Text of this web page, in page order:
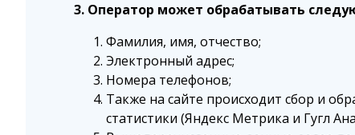
3. Оператор может обрабатывать
Фамилия, имя, отчество;
Электронный адрес;
Номера телефонов;
Также на сайте происходит сбор и
статистики (Яндекс Метрика и Гугл